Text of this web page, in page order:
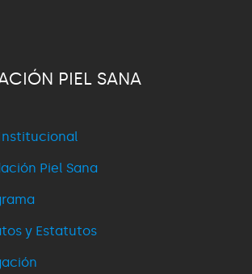
PIEL SANA
Piel Sana
y Estatutos